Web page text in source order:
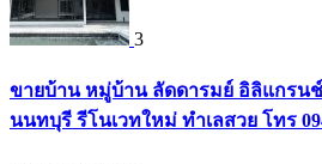
3
ขายบ้าน หมู่บ้าน ลัดดารมย์ อิลิแกรน
นนทบุรี รีโนเวทใหม่ ทำเลสวย โทร